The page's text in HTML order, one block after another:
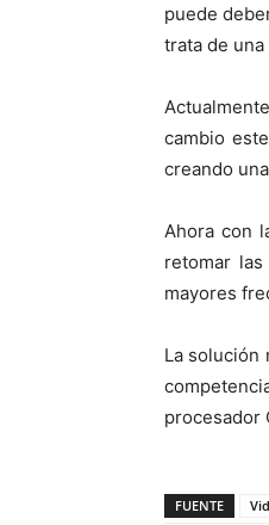
puede
trata de
cambio
creando
Ahora con
retomar
mayores
La solución
procesador
FUENTE